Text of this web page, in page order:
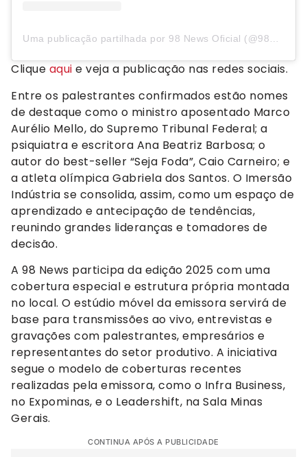
Uma publicação partilhada por 98 News Oficial (@98newsoficial)
Clique aqui e veja a publicação nas redes sociais.
Entre os palestrantes confirmados estão nomes
de destaque como o ministro aposentado Marco
Aurélio Mello, do Supremo Tribunal Federal; a
psiquiatra e escritora Ana Beatriz Barbosa; o
autor do best-seller “Seja Foda”, Caio Carneiro; e
a atleta olímpica Gabriela dos Santos. O Imersão
Indústria se consolida, assim, como um espaço de
aprendizado e antecipação de tendências,
reunindo grandes lideranças e tomadores de
decisão.
A 98 News participa da edição 2025 com uma
cobertura especial e estrutura própria montada
no local. O estúdio móvel da emissora servirá de
base para transmissões ao vivo, entrevistas e
gravações com palestrantes, empresários e
representantes do setor produtivo. A iniciativa
segue o modelo de coberturas recentes
realizadas pela emissora, como o Infra Business,
no Expominas, e o Leadershift, na Sala Minas
Gerais.
CONTINUA APÓS A PUBLICIDADE